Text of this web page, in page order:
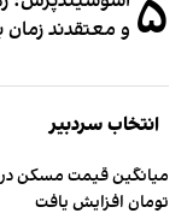
۵ و معتقدند
انتخاب سردبیر
تومان افزایش یافت